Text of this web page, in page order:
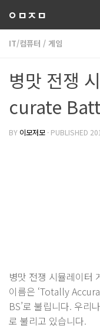
ㅇㅁㅈㅁ
IT/컴퓨터 / 게임
병맛 전쟁
curate
BY 이모저모 · PUBLISHED
병맛 전쟁 시뮬레이터
이름은 ‘Totally
BS’로 불립니다. 우리
로 불리고 있습니다.